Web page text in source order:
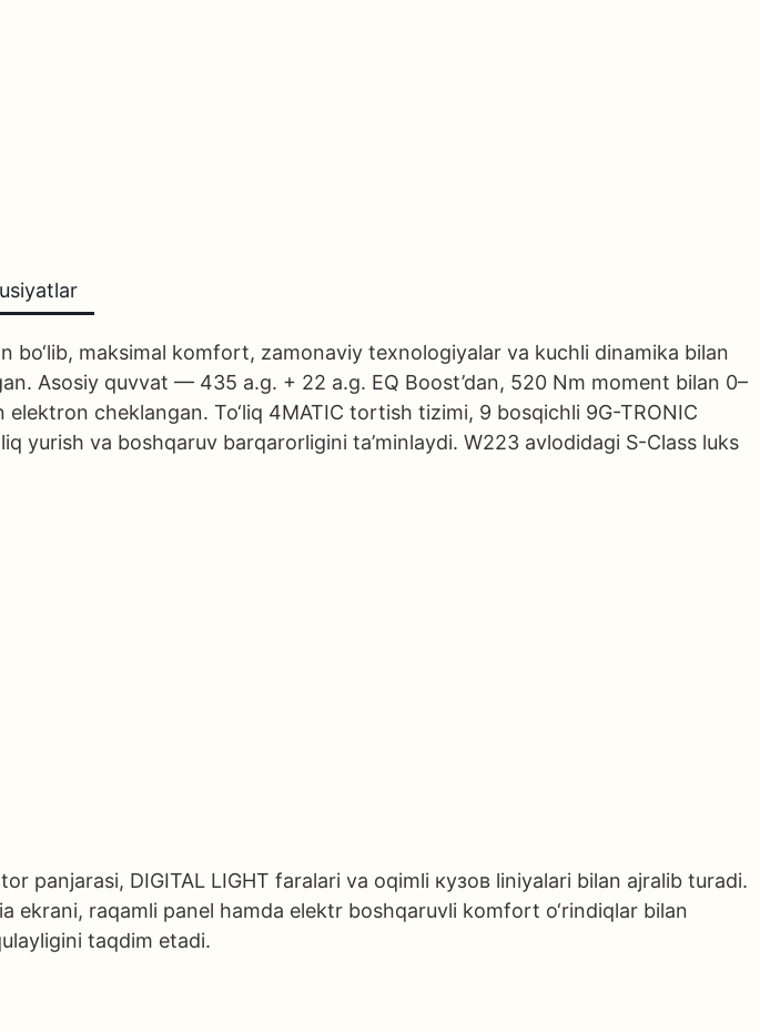
maksimal komfort, zamonaviy texnologiyalar va kuchli dinamika bilan
Asosiy quvvat — 435 a.g. + 22 a.g. EQ Boost’dan, 520 Nm moment bilan 0–
cheklangan. To‘liq 4MATIC tortish tizimi, 9 bosqichli 9G-TRONIC
va boshqaruv barqarorligini ta’minlaydi. W223 avlodidagi S-Class luks
panjarasi, DIGITAL LIGHT faralari va oqimli кузов liniyalari bilan ajralib turadi.
raqamli panel hamda elektr boshqaruvli komfort o‘rindiqlar bilan
taqdim etadi.